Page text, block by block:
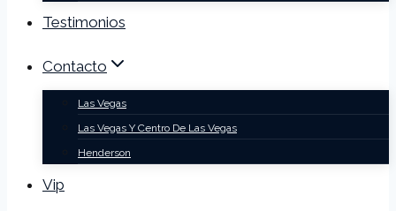
Testimonios
Contacto
Las Vegas
Las Vegas Y Centro De Las Vegas
Henderson
Vip